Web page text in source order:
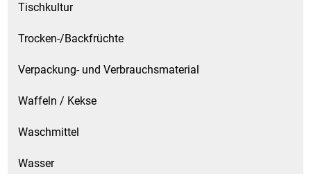
Tischkultur
Trocken-/Backfrüchte
Verpackung- und Verbrauchsmaterial
Waffeln / Kekse
Waschmittel
Wasser